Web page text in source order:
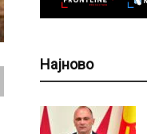
Најново